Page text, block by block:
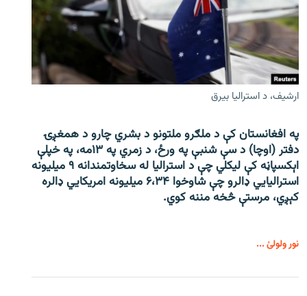
ارشیف، د استرالیا بیرق
په افغانستان کې د ملګرو ملتونو د بشري چارو د همغږۍ
دفتر (اوچا) د سې ‌شنبې په ورځ، د زمري په ۱۳مه، په خپلې
اېکسپاڼه کې لیکلي چې د استرالیا له سخاوتمندانه ۹ میلیونه
استرالیايي ډالرو چې شاوخوا ۶،۳۴ میلیونه امریکايي ډالره
کېږي، مرستې څخه مننه کوي.
نور ولولئ ...